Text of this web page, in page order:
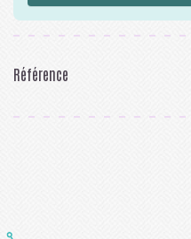
Référence